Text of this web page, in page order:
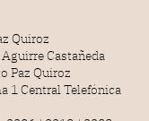
Quiroz
Castañeda
Paz Quiroz
1 Central Telefónica